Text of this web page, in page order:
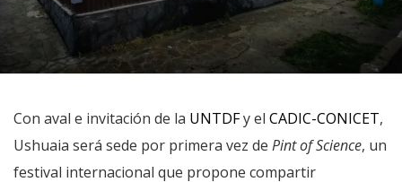
Con aval e invitación de la UNTDFy el CADIC-CONICET,
Ushuaia será sede por primera vez de Pint of Science, un
festival internacional que propone compartir